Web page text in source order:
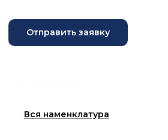
Отправить заявку
Вся наменклатура